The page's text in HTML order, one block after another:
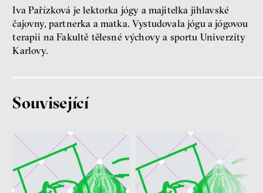
Demokracie v limitech.
Jeffrey Winters o tom, jak
majetek oligarchů určuje
peníze demokracie
Nová pravidla
Iva Pařízková je lektorka jógy a majitelka jihlavské
čajovny, partnerka a matka. Vystudovala jógu a jógovou
terapii na Fakultě tělesné výchovy a sportu Univerzity
Karlovy.
Související